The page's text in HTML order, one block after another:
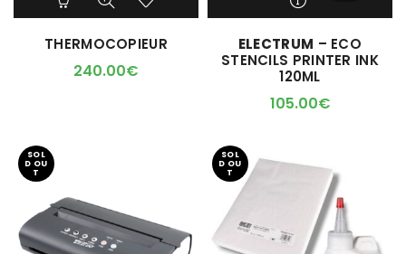
THERMOCOPIEUR
240.00€
M'ALERTER QUAND
L'ARTICLE SERA DISPO !
ELECTRUM – ECO
STENCILS PRINTER INK
120ML
105.00€
SOL
D OU
T
SOL
D OU
T